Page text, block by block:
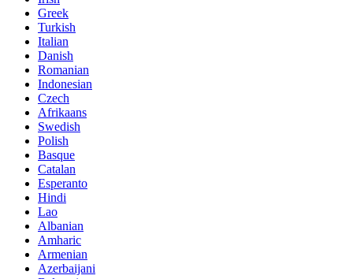
Greek
Turkish
Italian
Danish
Romanian
Indonesian
Czech
Afrikaans
Swedish
Polish
Basque
Catalan
Esperanto
Hindi
Lao
Albanian
Amharic
Armenian
Azerbaijani